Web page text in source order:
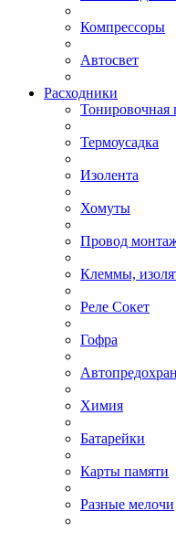
Компрессоры
Автосвет
Расходники
Тонировочная
Термоусадка
Изолента
Хомуты
Провод
Клеммы,
Реле Сокет
Гофра
Химия
Батарейки
Карты памяти
Разные мелочи